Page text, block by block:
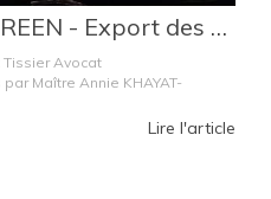
Table ronde SICR/ GREEN - Export des déchets : Quels enjeux ?
Avocat
Maître Annie KHAYAT-
Lire l'article